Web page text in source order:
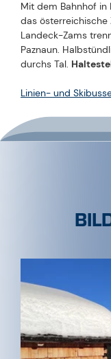
Mit dem Bahnhof in
das österreichische
Landeck-Zams
Paznaun.
durchs Tal.
Linien- und